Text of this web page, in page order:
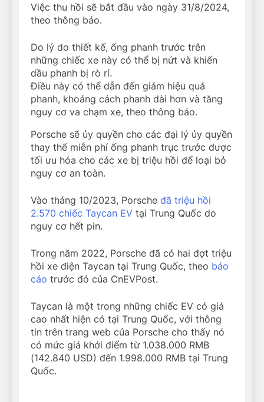
Việc thu hồi sẽ bắt đầu vào ngày 31/8/2024,
theo thông báo.
Do lý do thiết kế, ống phanh trước trên
những chiếc xe này có thể bị nứt và khiến
dầu phanh bị rò rỉ.
Điều này có thể dẫn đến giảm hiệu quả
phanh, khoảng cách phanh dài hơn và tăng
nguy cơ va chạm xe, theo thông báo.
Porsche sẽ ủy quyền cho các đại lý ủy quyền
thay thế miễn phí ống phanh trục trước được
tối ưu hóa cho các xe bị triệu hồi để loại bỏ
nguy cơ an toàn.
Vào tháng 10/2023, Porsche đã triệu hồi
2.570 chiếc Taycan EV tại Trung Quốc do
nguy cơ hết pin.
Trong năm 2022, Porsche đã có hai đợt triệu
hồi xe điện Taycan tại Trung Quốc, theo báo
cáo trước đó của CnEVPost.
Taycan là một trong những chiếc EV có giá
cao nhất hiện có tại Trung Quốc, với thông
tin trên trang web của Porsche cho thấy nó
có mức giá khởi điểm từ 1.038.000 RMB
(142.840 USD) đến 1.998.000 RMB tại Trung
Quốc.